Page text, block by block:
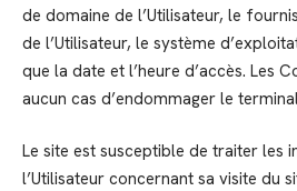
de domaine de l’Utilisateur, le
de l’Utilisateur, le système
que la date et l’heure d’accès. Les
aucun cas d’endommager le
Le site est susceptible de traiter les
l’Utilisateur concernant sa visite du